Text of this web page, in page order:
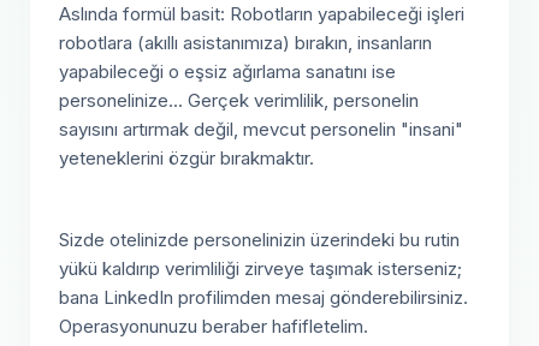
Aslında formül basit: Robotların yapabileceği işleri
robotlara (akıllı asistanımıza) bırakın, insanların
yapabileceği o eşsiz ağırlama sanatını ise
personelinize... Gerçek verimlilik, personelin
sayısını artırmak değil, mevcut personelin "insani"
yeteneklerini özgür bırakmaktır.
Sizde otelinizde personelinizin üzerindeki bu rutin
yükü kaldırıp verimliliği zirveye taşımak isterseniz;
bana LinkedIn profilimden mesaj gönderebilirsiniz.
Operasyonunuzu beraber hafifletelim.